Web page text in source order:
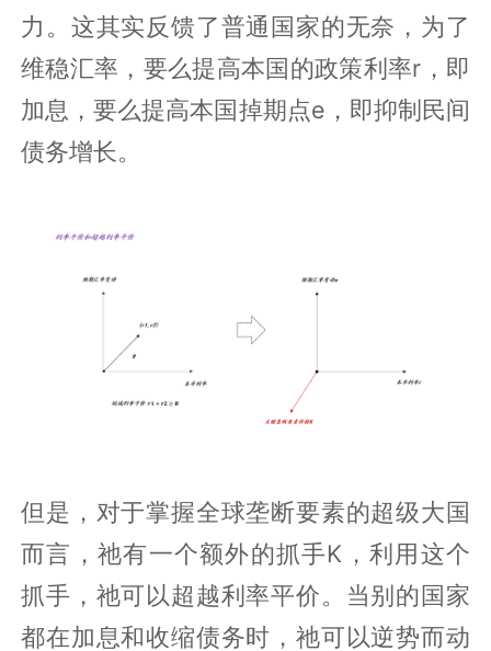
力。这其实反馈了普通国家的无奈，为了
维稳汇率，要么提高本国的政策利率r，即
加息，要么提高本国掉期点e，即抑制民间
债务增长。
但是，对于掌握全球垄断要素的超级大国
而言，祂有一个额外的抓手K，利用这个
抓手，祂可以超越利率平价。当别的国家
都在加息和收缩债务时，祂可以逆势而动